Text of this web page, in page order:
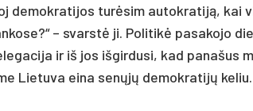
de­mok­ra­ti­jos turė­sim au­tok­ra­tiją, kai
– svarstė ji. Po­li­tikė pa­sa­ko­jo
ir iš jos iš­gir­du­si, kad
Lie­tu­va ei­na senųjų de­mok­ra­tijų ke­liu.